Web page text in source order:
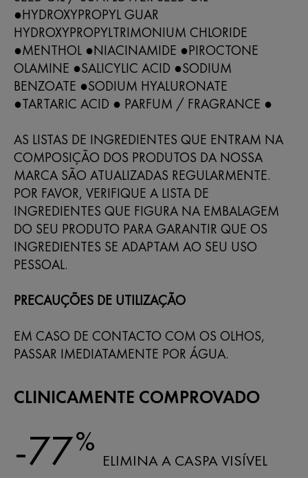
●HYDROXYPROPYL GUAR
HYDROXYPROPYLTRIMONIUM CHLORIDE
●MENTHOL ●NIACINAMIDE ●PIROCTONE
OLAMINE ●SALICYLIC ACID ●SODIUM
BENZOATE ●SODIUM HYALURONATE
●TARTARIC ACID ● PARFUM / FRAGRANCE ●
AS LISTAS DE INGREDIENTES QUE ENTRAM NA
COMPOSIÇÃO DOS PRODUTOS DA NOSSA
MARCA SÃO ATUALIZADAS REGULARMENTE.
POR FAVOR, VERIFIQUE A LISTA DE
INGREDIENTES QUE FIGURA NA EMBALAGEM
DO SEU PRODUTO PARA GARANTIR QUE OS
INGREDIENTES SE ADAPTAM AO SEU USO
PESSOAL.
PRECAUÇÕES DE UTILIZAÇÃO
EM CASO DE CONTACTO COM OS OLHOS,
PASSAR IMEDIATAMENTE POR ÁGUA.
CLINICAMENTE COMPROVADO
-77%
ELIMINA A CASPA VISÍVEL